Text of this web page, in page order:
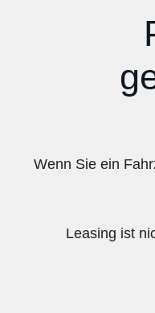
Wenn Sie ein
Leasing ist